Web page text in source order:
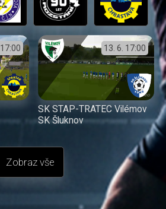
17:00 13. 6. 17:00
SK STAP-TRATEC Vilémov
SK Šluknov
Zobraz vše